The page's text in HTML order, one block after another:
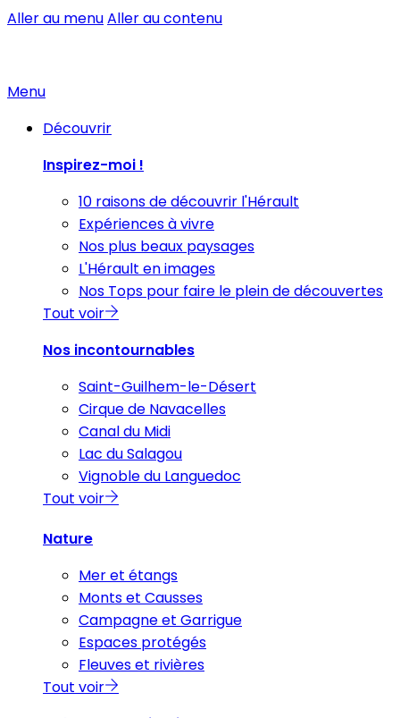
Aller au menuAller au contenu
Menu
Découvrir
Inspirez-moi !
10 raisons de découvrir l'Hérault
Expériences à vivre
Nos plus beaux paysages
L'Hérault en images
Nos Tops pour faire le plein de découvertes
Tout voir
Nos incontournables
Saint-Guilhem-le-Désert
Cirque de Navacelles
Canal du Midi
Lac du Salagou
Vignoble du Languedoc
Tout voir
Nature
Mer et étangs
Monts et Causses
Campagne et Garrigue
Espaces protégés
Fleuves et rivières
Tout voir